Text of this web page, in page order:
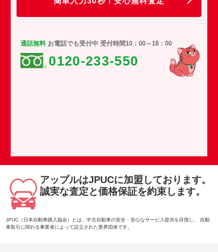
通話無料お電話でも受付中 受付時間10：00～18：00
0120-233-550
アップルはJPUCに加盟しております。
誠実な査定と価格保証を約束します。
JPUC（日本自動車購入協会）とは、中古自動車の安全・安心なサービス提供を目指し、 自動
車取引に関わる事業者によって設立された業界団体です。